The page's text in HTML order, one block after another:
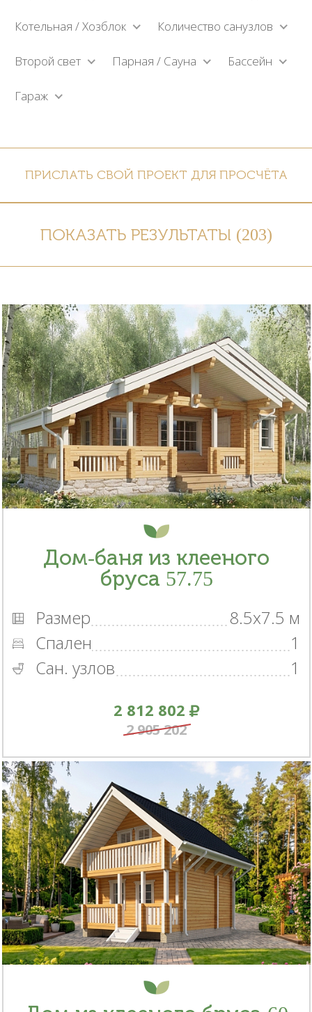
Котельная / Хозблок Количество санузлов
Второй свет Парная / Сауна Бассейн
Гараж
ПРИСЛАТЬ СВОЙ ПРОЕКТ ДЛЯ ПРОСЧЁТА
ПОКАЗАТЬ РЕЗУЛЬТАТЫ (203)
Дом-баня из клееного
бруса 57.75
Размер
8.5x7.5 м
Спален
1
Сан. узлов
1
2 812 802
2 905 202